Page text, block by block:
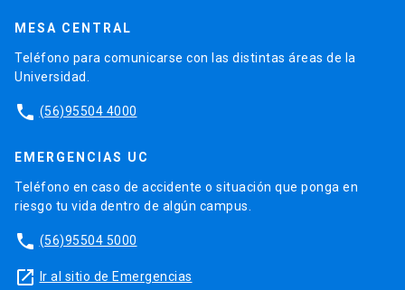
MESA CENTRAL
Teléfono para comunicarse con las distintas áreas de la
Universidad.
phone (56)95504 4000
EMERGENCIAS UC
Teléfono en caso de accidente o situación que ponga en
riesgo tu vida dentro de algún campus.
phone (56)95504 5000
launch Ir al sitio de Emergencias